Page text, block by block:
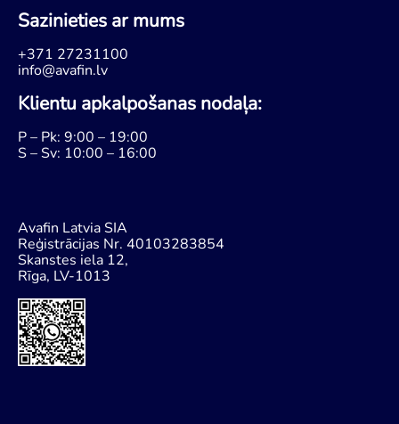
Sazinieties ar mums
+371 27231100
info@avafin.lv
Klientu apkalpošanas nodaļa:
P – Pk: 9:00 – 19:00
S – Sv: 10:00 – 16:00
Avafin Latvia SIA
Reģistrācijas Nr. 40103283854
Skanstes iela 12,
Rīga, LV-1013